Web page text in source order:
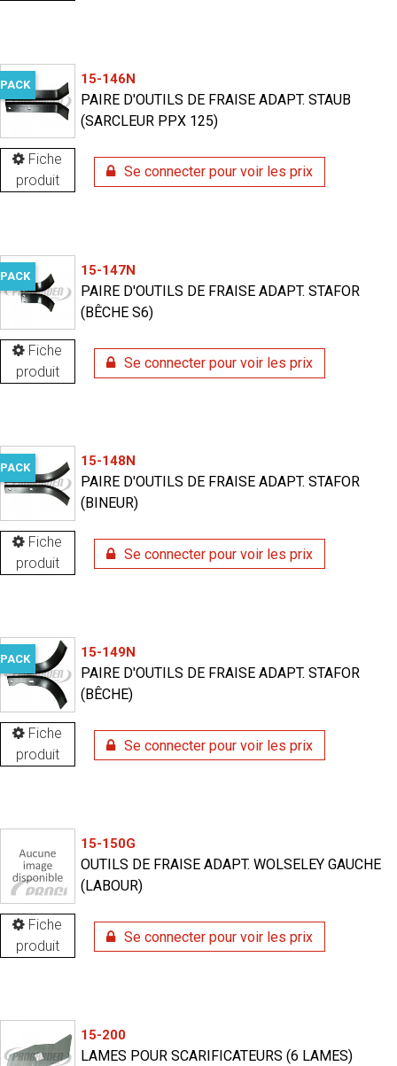
Fiche
produit
PACK 15-146N
PAIRE D'OUTILS DE FRAISE ADAPT. STAUB
(SARCLEUR PPX 125)
Se connecter pour voir les prix
Fiche
produit
PACK 15-147N
PAIRE D'OUTILS DE FRAISE ADAPT. STAFOR
(BÊCHE S6)
Se connecter pour voir les prix
Fiche
produit
PACK 15-148N
PAIRE D'OUTILS DE FRAISE ADAPT. STAFOR
(BINEUR)
Se connecter pour voir les prix
Fiche
produit
PACK 15-149N
PAIRE D'OUTILS DE FRAISE ADAPT. STAFOR
(BÊCHE)
Se connecter pour voir les prix
Fiche
produit
15-150G
OUTILS DE FRAISE ADAPT. WOLSELEY GAUCHE
(LABOUR)
Se connecter pour voir les prix
15-200
LAMES POUR SCARIFICATEURS (6 LAMES)